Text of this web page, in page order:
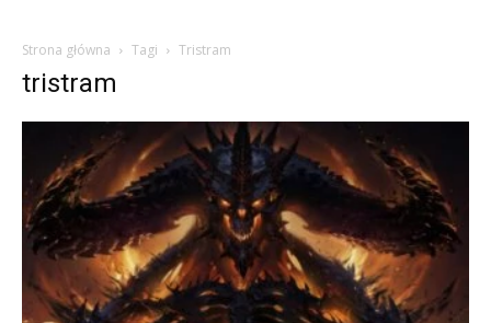
Strona główna Tagi Tristram
tristram